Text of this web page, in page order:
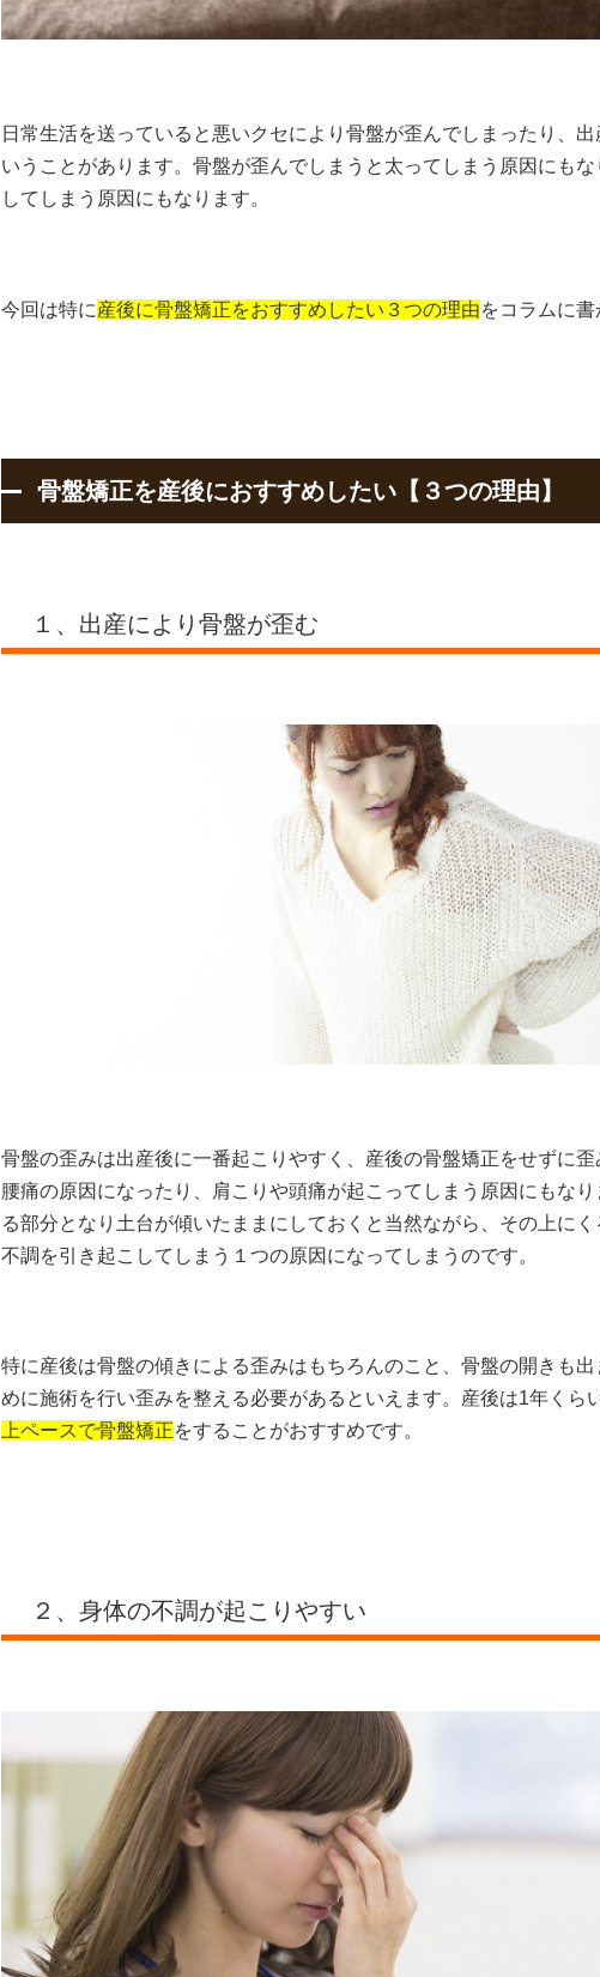
日常生活を送っていると悪いクセにより骨盤が歪んでしまったり、
いうことがあります。骨盤が歪んでしまうと太ってしまう原因にも
してしまう原因にもなります。
今回は特に産後に骨盤矯正をおすすめしたい３つの理由をコラムに書
骨盤矯正を産後におすすめしたい【３つの理由】
１、出産により骨盤が歪む
骨盤の歪みは出産後に一番起こりやすく、産後の骨盤矯正をせずに
腰痛の原因になったり、肩こりや頭痛が起こってしまう原因にもな
る部分となり土台が傾いたままにしておくと当然ながら、その上に
不調を引き起こしてしまう１つの原因になってしまうのです。
特に産後は骨盤の傾きによる歪みはもちろんのこと、骨盤の開きも
めに施術を行い歪みを整える必要があるといえます。産後は1年くら
上ペースで骨盤矯正をすることがおすすめです。
２、身体の不調が起こりやすい